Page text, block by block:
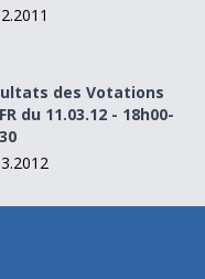
- 18h00-18h30
des Votations
du 11.03.12 - 18h00-